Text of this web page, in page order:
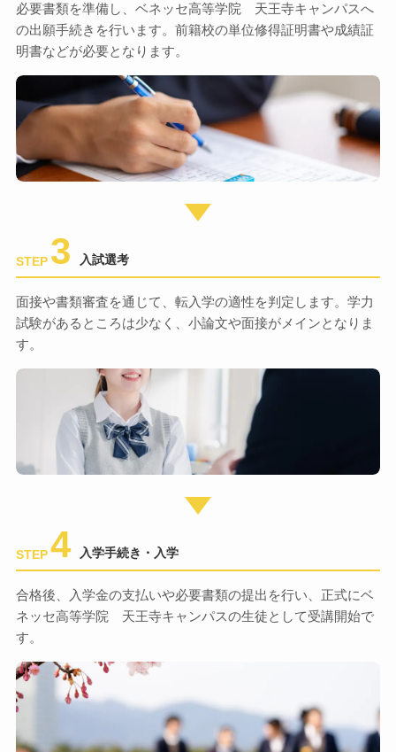
必要書類を準備し、ベネッセ高等学院 天王寺キャンパスへ
の出願手続きを行います。前籍校の単位修得証明書や成績証
明書などが必要となります。
STEP 3 入試選考
面接や書類審査を通じて、転入学の適性を判定します。学力
試験があるところは少なく、小論文や面接がメインとなりま
す。
STEP4 入学手続き・入学
合格後、入学金の支払いや必要書類の提出を行い、正式にベ
ネッセ高等学院 天王寺キャンパスの生徒として受講開始で
す。